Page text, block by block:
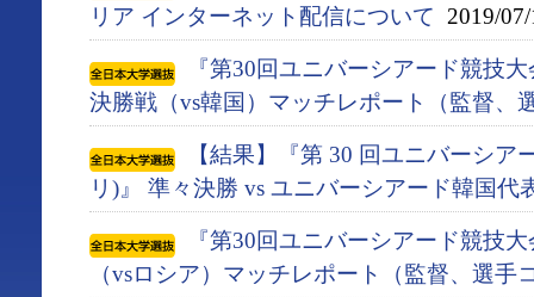
リア インターネット配信について 2019/
『第30回ユニバーシアード競技
決勝戦（vs韓国）マッチレポート（監督、
【結果】『第 30 回ユニバーシア
リ)』 準々決勝 vs ユニバーシアード韓国代
『第30回ユニバーシアード競技
（vsロシア）マッチレポート（監督、選手